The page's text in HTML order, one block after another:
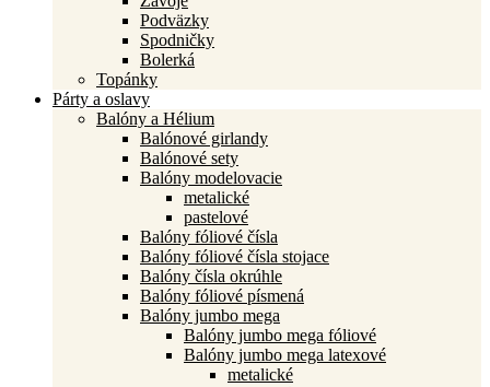
Podväzky
Spodničky
Bolerká
Topánky
Párty a oslavy
Balóny a Hélium
Balónové girlandy
Balónové sety
Balóny modelovacie
metalické
pastelové
Balóny fóliové čísla
Balóny fóliové čísla stojace
Balóny čísla okrúhle
Balóny fóliové písmená
Balóny jumbo mega
Balóny jumbo mega fóliové
Balóny jumbo mega latexové
metalické